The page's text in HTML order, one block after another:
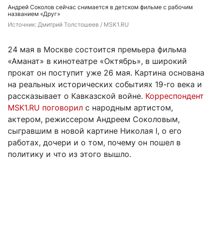
Андрей Соколов сейчас снимается в детском фильме с рабочим
названием «Друг»
Источник: Дмитрий Толстошеев / MSK1.RU
24 мая в Москве состоится премьера фильма
«Аманат» в кинотеатре «Октябрь», в широкий
прокат он поступит уже 26 мая. Картина основана
на реальных исторических событиях 19-го века и
рассказывает о Кавказской войне. Корреспондент
MSK1.RU поговорил с народным артистом,
актером, режиссером Андреем Соколовым,
сыгравшим в новой картине Николая I, о его
работах, дочери и о том, почему он пошел в
политику и что из этого вышло.